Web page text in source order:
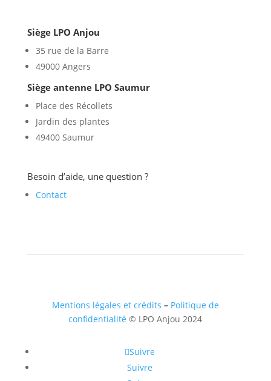
Siège LPO Anjou
35 rue de la Barre
49000 Angers
Siège antenne LPO Saumur
Place des Récollets
Jardin des plantes
49400 Saumur
Besoin d’aide, une question ?
Contact
Mentions légales et crédits – Politique de
confidentialité © LPO Anjou 2024
Suivre
Suivre